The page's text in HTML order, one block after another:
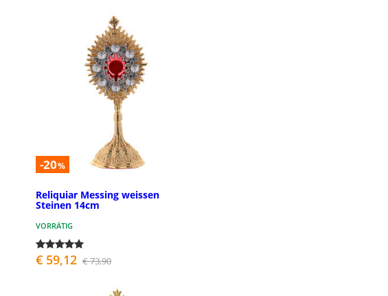
-20%
Reliquiar Messing weissen
Steinen 14cm
VORRÄTIG
€ 59,12 € 73,90